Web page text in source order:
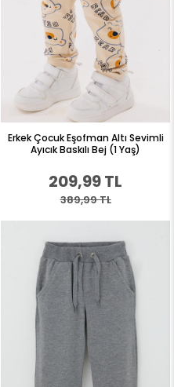
Erkek Çocuk Eşofman Altı Sevimli
Ayıcık Baskılı Bej (1 Yaş)
209,99 TL
389,99 TL